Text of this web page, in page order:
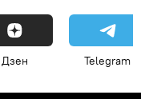
Дзен Telegram